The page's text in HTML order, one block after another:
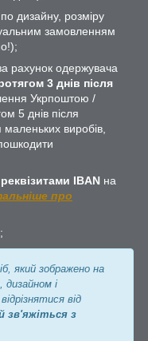
дизайну, розміру
замовленням
рахунок одержувача
3 днів після
Укрпоштою /
5 днів після
маленьких виробів,
IBAN на
про
;
який зображено на
дизайном і
від
зв'яжіться з